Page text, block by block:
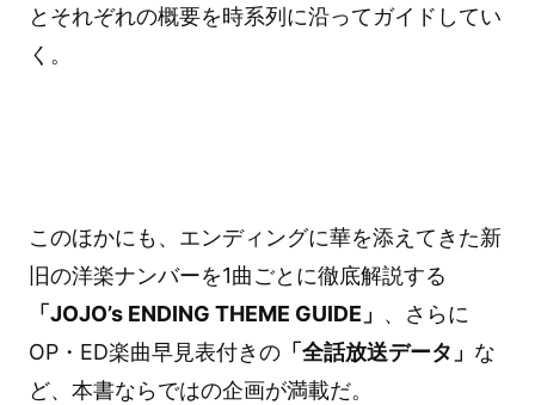
とそれぞれの概要を時系列に沿ってガイドしてい
く。
このほかにも、エンディングに華を添えてきた新
旧の洋楽ナンバーを1曲ごとに徹底解説する
「JOJO’s ENDING THEME GUIDE」 、さらに
OP・ED楽曲早見表付きの「全話放送データ」 な
ど、本書ならではの企画が満載だ。